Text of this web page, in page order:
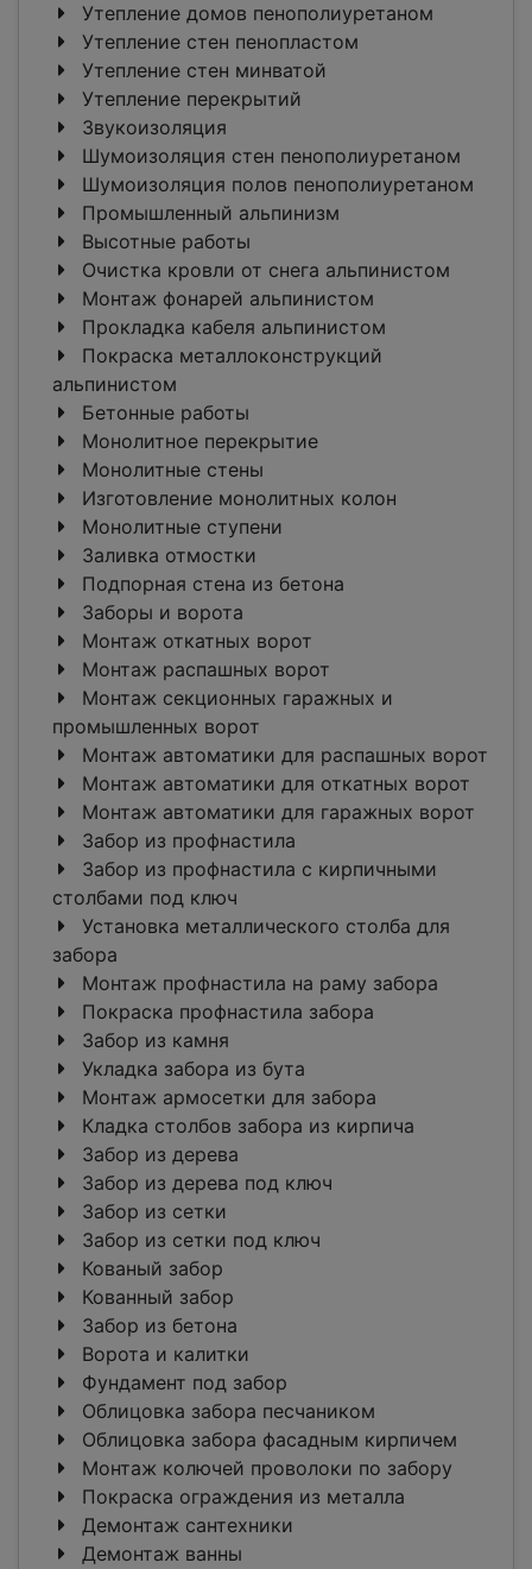
Утепление домов пенополиуретаном
Утепление стен пенопластом
Утепление стен минватой
Утепление перекрытий
Звукоизоляция
Шумоизоляция стен пенополиуретаном
Шумоизоляция полов пенополиуретаном
Промышленный альпинизм
Высотные работы
Очистка кровли от снега альпинистом
Монтаж фонарей альпинистом
Прокладка кабеля альпинистом
Покраска металлоконструкций
альпинистом
Бетонные работы
Монолитное перекрытие
Монолитные стены
Изготовление монолитных колон
Монолитные ступени
Заливка отмостки
Подпорная стена из бетона
Заборы и ворота
Монтаж откатных ворот
Монтаж распашных ворот
Монтаж секционных гаражных и
промышленных ворот
Монтаж автоматики для распашных ворот
Монтаж автоматики для откатных ворот
Монтаж автоматики для гаражных ворот
Забор из профнастила
Забор из профнастила с кирпичными
столбами под ключ
Установка металлического столба для
забора
Монтаж профнастила на раму забора
Покраска профнастила забора
Забор из камня
Укладка забора из бута
Монтаж армосетки для забора
Кладка столбов забора из кирпича
Забор из дерева
Забор из дерева под ключ
Забор из сетки
Забор из сетки под ключ
Кованый забор
Кованный забор
Забор из бетона
Ворота и калитки
Фундамент под забор
Облицовка забора песчаником
Облицовка забора фасадным кирпичем
Монтаж колючей проволоки по забору
Покраска ограждения из металла
Демонтаж сантехники
Демонтаж ванны